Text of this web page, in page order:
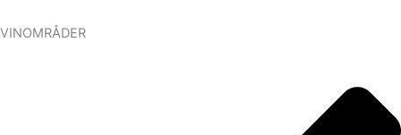
VINOMRÅDER